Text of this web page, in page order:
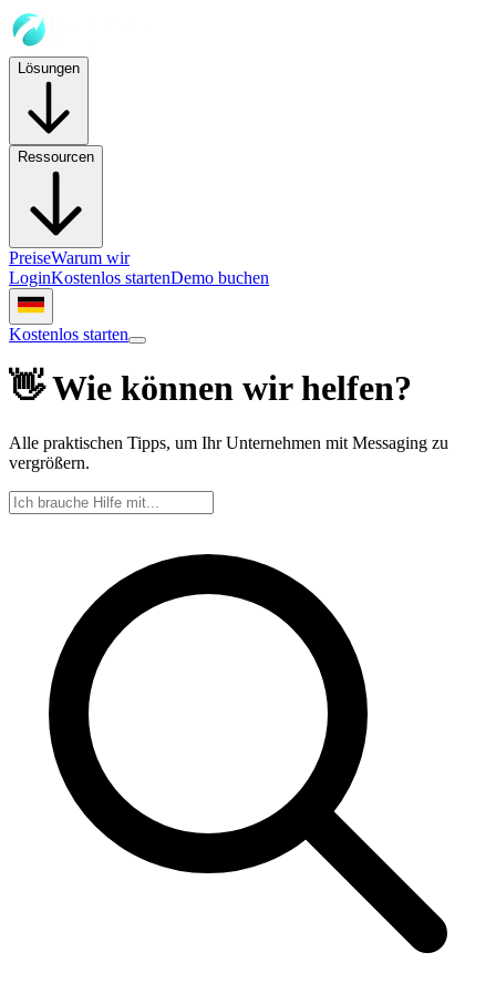
Lösungen
Ressourcen
PreiseWarum wir
LoginKostenlos startenDemo buchen
Kostenlos starten
👋 Wie können wir helfen?
Alle praktischen Tipps, um Ihr Unternehmen mit Messaging zu
vergrößern.